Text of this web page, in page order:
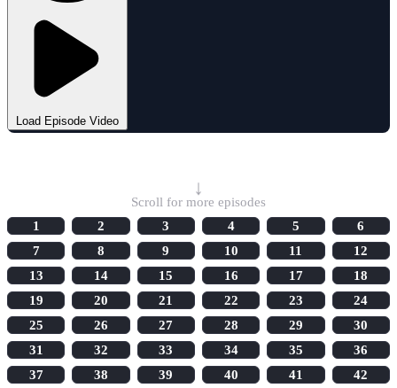
Load Episode Video
↓
Scroll for more episodes
1
2 3 4 5
6
7
8 9 10 11
12
13
14 15 16 17
18
19
20 21 22 23
24
25
26 27 28 29
30
31
32 33 34 35
36
37
38 39 40 41
42